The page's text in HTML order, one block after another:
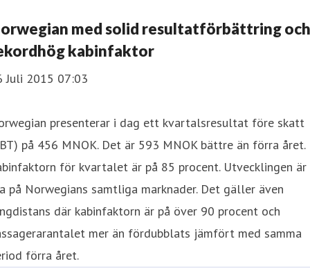
med solid resultatförbättring och
kabinfaktor
Juli 2015 07:03
presenterar i dag ett kvartalsresultat före skatt
på 456 MNOK. Det är 593 MNOK bättre än förra året.
för kvartalet är på 85 procent. Utvecklingen är
på Norwegians samtliga marknader. Det gäller även
där kabinfaktorn är på över 90 procent och
mer än fördubblats jämfört med samma
förra året.